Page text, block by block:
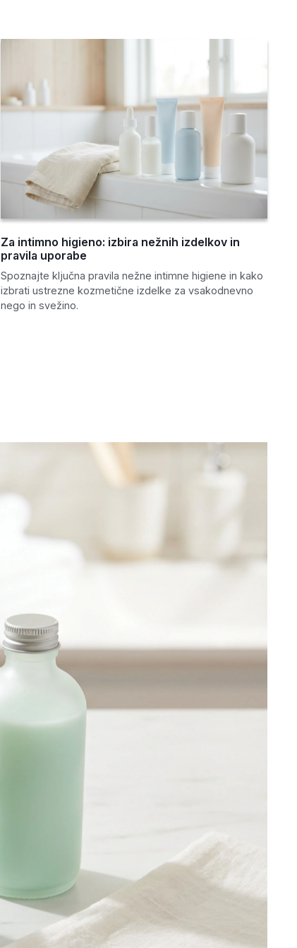
Za intimno higieno: izbira nežnih izdelkov in
pravila uporabe
Spoznajte ključna pravila nežne intimne higiene in kako
izbrati ustrezne kozmetične izdelke za vsakodnevno
nego in svežino.